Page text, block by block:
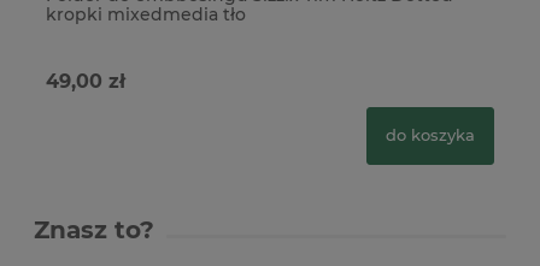
kropki mixedmedia tło
49,00 zł
do koszyka
Znasz to?